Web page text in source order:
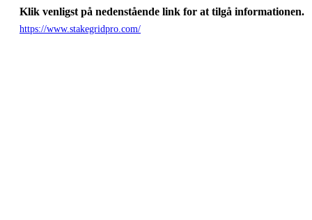
Klik venligst på nedenstående link for at tilgå informationen.
https://www.stakegridpro.com/